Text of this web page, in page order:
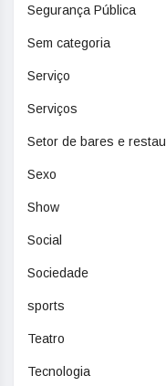
Segurança Pública
Sem categoria
Serviço
Serviços
Setor de bares e
Sexo
Show
Social
Sociedade
sports
Teatro
Tecnologia